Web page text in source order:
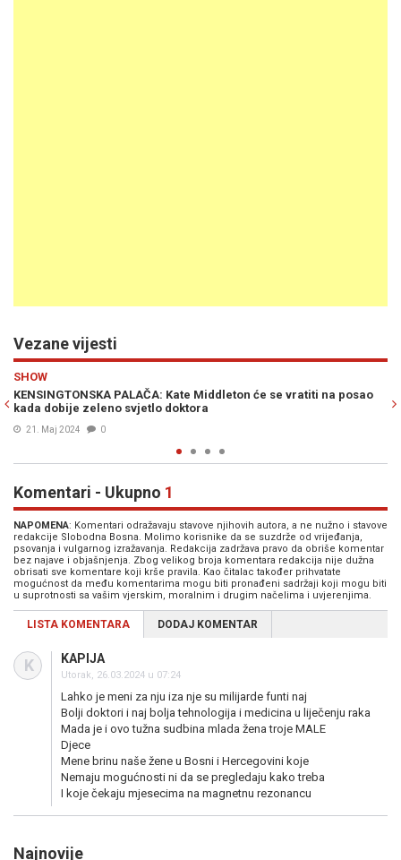
Vezane vijesti
posao
DRAMA NA DVORU: Zbog princeze Kate Middleton oglasila
palača –„Ovo je veliki sigurnosni prekršaj, koji jako šteti…“
20. Mar. 2024
Komentari - Ukupno 1
NAPOMENA: Komentari odražavaju stavove njihovih autora, a ne nužno i stavove
redakcije Slobodna Bosna. Molimo korisnike da se suzdrže od vrijeđanja,
psovanja i vulgarnog izražavanja. Redakcija zadržava pravo da obriše komentar
bez najave i objašnjenja. Zbog velikog broja komentara redakcija nije dužna
obrisati sve komentare koji krše pravila. Kao čitalac također prihvatate
mogućnost da među komentarima mogu biti pronađeni sadržaji koji mogu biti
u suprotnosti sa vašim vjerskim, moralnim i drugim načelima i uvjerenjima.
LISTA KOMENTARA DODAJ KOMENTAR
K KAPIJA
Utorak, 26.03.2024 u 07:24
Lahko je meni za nju iza nje su milijarde funti naj
Bolji doktori i naj bolja tehnologija i medicina u liječenju raka
Mada je i ovo tužna sudbina mlada žena troje MALE
Djece
Mene brinu naše žene u Bosni i Hercegovini koje
Nemaju mogućnosti ni da se pregledaju kako treba
I koje čekaju mjesecima na magnetnu rezonancu
Najnovije